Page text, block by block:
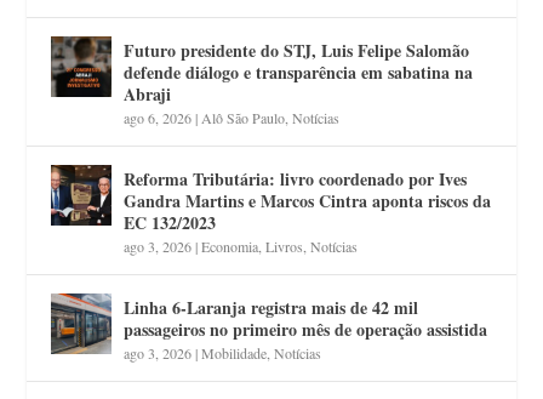
Futuro presidente do STJ, Luis Felipe Salomão
defende diálogo e transparência em sabatina na
Abraji
ago 6, 2026| Alô São Paulo ,Notícias
Reforma Tributária: livro coordenado por Ives
Gandra Martins e Marcos Cintra aponta riscos da
EC 132/2023
ago 3, 2026|Economia ,Livros ,Notícias
Linha 6-Laranja registra mais de 42 mil
passageiros no primeiro mês de operação assistida
ago 3, 2026|Mobilidade ,Notícias